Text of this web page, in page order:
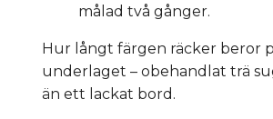
målad två gånger.
Hur långt färgen räcker beror
underlaget – obehandlat trä
än ett lackat bord.